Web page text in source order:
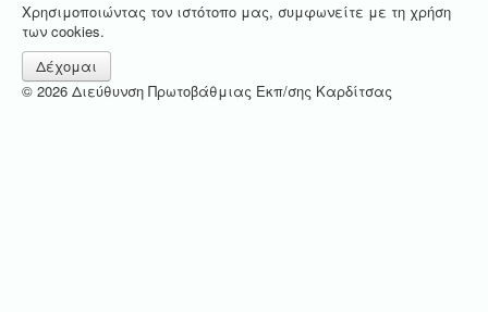
Χρησιμοποιώντας τον ιστότοπο μας, συμφωνείτε με τη χρήση
των cookies.
Δέχομαι
© 2026 Διεύθυνση Πρωτοβάθμιας Εκπ/σης Καρδίτσας